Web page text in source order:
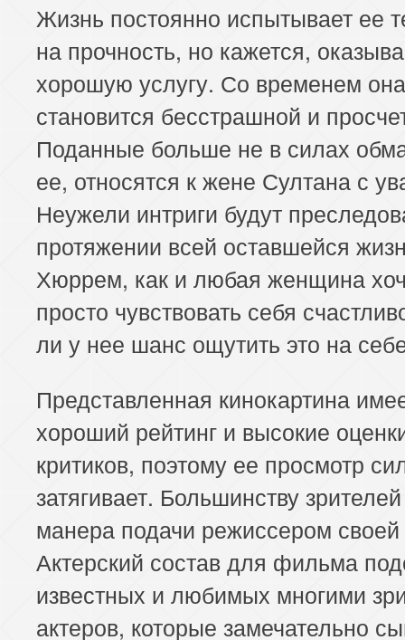
Жизнь постоянно испытывает ее
на прочность, но кажется,
хорошую услугу. Со временем она
становится бесстрашной и
Поданные больше не в силах
ее, относятся к жене Султана с
Неужели интриги будут
протяжении всей оставшейся
Хюррем, как и любая женщина
просто чувствовать себя
ли у нее шанс ощутить это на
Представленная кинокартина
хороший рейтинг и высокие
критиков, поэтому ее просмотр
затягивает. Большинству
манера подачи режиссером
Актерский состав для фильма
известных и любимых многими
актеров, которые замечательно